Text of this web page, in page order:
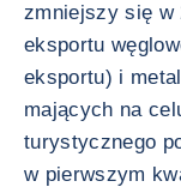
zmniejszy się w
eksportu
eksportu) i
mających na
turystycznego
w pierwszym